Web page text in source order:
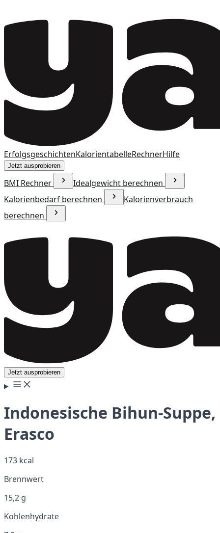
ErfolgsgeschichtenKalorientabelleRechnerHilfe
Jetzt ausprobieren
BMI Rechner
Idealgewicht berechnen
Kalorienbedarf berechnen
Kalorienverbrauch
berechnen
Jetzt ausprobieren
Indonesische Bihun-Suppe,
Erasco
173 kcal
Brennwert
15,2 g
Kohlenhydrate